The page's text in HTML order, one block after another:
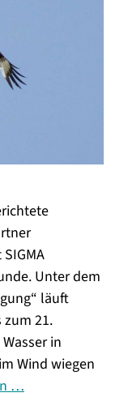
Unter dem
läuft
zum 21.
in
Wind wiegen
…